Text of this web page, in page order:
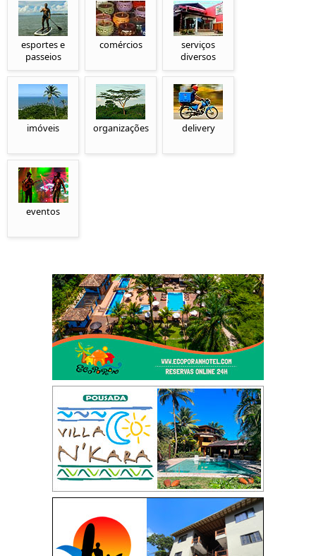
esportes e
passeios
comércios
serviços
diversos
imóveis organizações delivery
eventos